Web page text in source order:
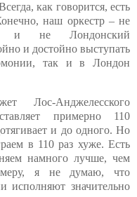
как говорится, есть
наш оркестр – не
и не Лондонский
и достойно выступать
так и в Лондон
Лос-Анджелесского
примерно 110
и до одного. Но
в 110 раз хуже. Есть
намного лучше, чем
я не думаю, что
исполняют значительно